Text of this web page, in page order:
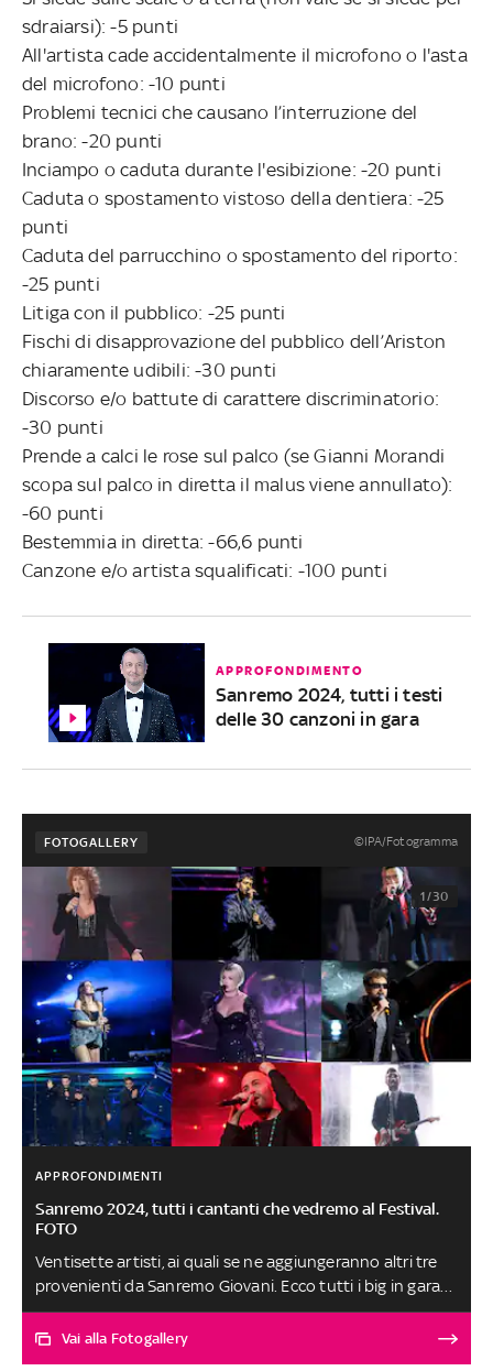
sdraiarsi): -5 punti
All'artista cade accidentalmente il microfono o l'asta
del microfono: -10 punti
Problemi tecnici che causano l’interruzione del
brano: -20 punti
Inciampo o caduta durante l'esibizione: -20 punti
Caduta o spostamento vistoso della dentiera: -25
punti
Caduta del parrucchino o spostamento del riporto:
-25 punti
Litiga con il pubblico: -25 punti
Fischi di disapprovazione del pubblico dell’Ariston
chiaramente udibili: -30 punti
Discorso e/o battute di carattere discriminatorio:
-30 punti
Prende a calci le rose sul palco (se Gianni Morandi
scopa sul palco in diretta il malus viene annullato):
-60 punti
Bestemmia in diretta: -66,6 punti
Canzone e/o artista squalificati: -100 punti
APPROFONDIMENTO
Sanremo 2024, tutti i testi
delle 30 canzoni in gara
FOTOGALLERY ©IPA/Fotogramma
1/30
APPROFONDIMENTI
Sanremo 2024, tutti i cantanti che vedremo al Festival.
FOTO
Ventisette artisti, ai quali se ne aggiungeranno altri tre
provenienti da Sanremo Giovani. Ecco tutti i big in gara
sul palco del Festival di Sanremo 2024, in programma dal
6 al 10 febbraio
Vai alla Fotogallery